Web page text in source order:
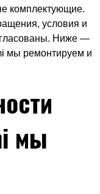
комплектующие.
условия и
Ниже —
мы ремонтируем и
мы